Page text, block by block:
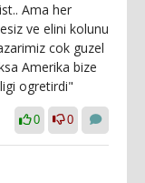
Ama her
ve elini kolunu
cok guzel
Amerika bize
ogretirdi"
0 0